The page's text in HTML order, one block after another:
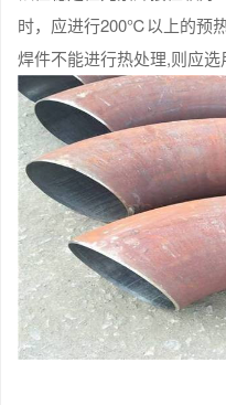
时，应进行200℃以上的预
焊件不能进行热处理,则应选